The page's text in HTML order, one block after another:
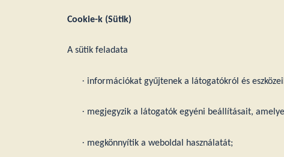
Cookie-k (Sütik)
A sütik feladata
· információkat gyűjtenek a látogatókról és
· megjegyzik a látogatók egyéni beállításait,
· megkönnyítik a weboldal használatát;